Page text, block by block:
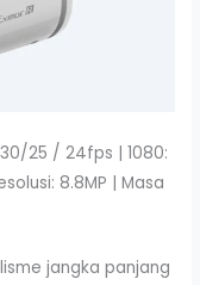
30/25 / 24fps | 1080:
8.8MP | Masa
jangka panjang